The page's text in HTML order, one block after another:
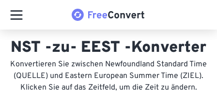
NST -zu- EEST -Konverter
Konvertieren Sie zwischen Newfoundland Standard Time
(QUELLE) und Eastern European Summer Time (ZIEL).
Klicken Sie auf das Zeitfeld, um die Zeit zu ändern.